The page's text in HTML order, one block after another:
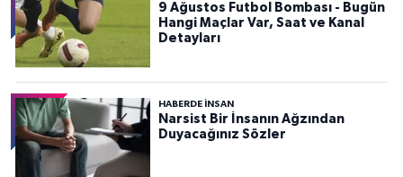
9 Ağustos Futbol Bombası - Bugün
Hangi Maçlar Var, Saat ve Kanal
Detayları
HABERDE INSAN
Narsist Bir İnsanın Ağzından
Duyacağınız Sözler